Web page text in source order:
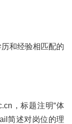
和经验相匹配的
，标题注明“体
简述对岗位的理